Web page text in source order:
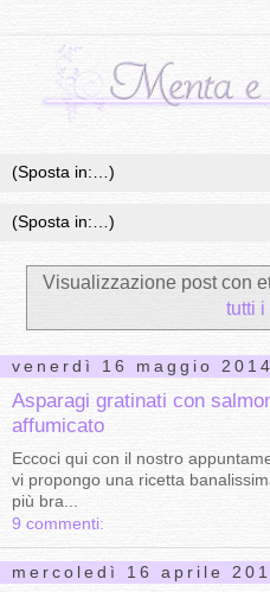
Visualizzazione post con
tutti i
venerdì 16 maggio 2014
Asparagi gratinati con
affumicato
Eccoci qui con il nostro
vi propongo una ricetta
più bra...
9 commenti:
mercoledì 16 aprile